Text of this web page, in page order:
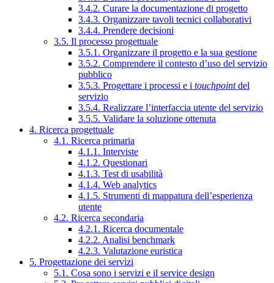
3.4.2. Curare la documentazione di progetto
3.4.3. Organizzare tavoli tecnici collaborativi
3.4.4. Prendere decisioni
3.5. Il processo progettuale
3.5.1. Organizzare il progetto e la sua gestione
3.5.2. Comprendere il contesto d’uso del servizio
pubblico
3.5.3. Progettare i processi e i touchpointdel
servizio
3.5.4. Realizzare l’interfaccia utente del servizio
3.5.5. Validare la soluzione ottenuta
4. Ricerca progettuale
4.1. Ricerca primaria
4.1.1. Interviste
4.1.2. Questionari
4.1.3. Test di usabilità
4.1.4. Web analytics
4.1.5. Strumenti di mappatura dell’esperienza
utente
4.2. Ricerca secondaria
4.2.1. Ricerca documentale
4.2.2. Analisi benchmark
4.2.3. Valutazione euristica
5. Progettazione dei servizi
5.1. Cosa sono i servizi e il service design